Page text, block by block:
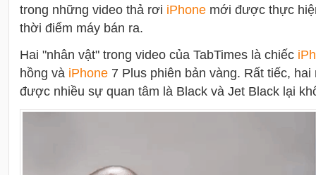
trong những video thả rơi iPhone mới được thực
thời điểm máy bán ra.
Hai "nhân vật" trong video của TabTimes là chiếc i
hồng và iPhone 7 Plus phiên bản vàng. Rất tiếc,
được nhiều sự quan tâm là Black và Jet Black lại